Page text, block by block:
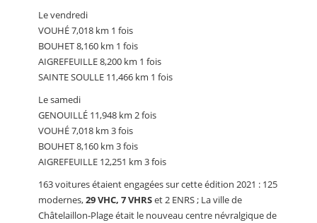
Le vendredi
VOUHÉ 7,018 km 1 fois
BOUHET 8,160 km 1 fois
AIGREFEUILLE 8,200 km 1 fois
SAINTE SOULLE 11,466 km 1 fois
Le samedi
GENOUILLÉ 11,948 km 2 fois
VOUHÉ 7,018 km 3 fois
BOUHET 8,160 km 3 fois
AIGREFEUILLE 12,251 km 3 fois
163 voitures étaient engagées sur cette édition 2021 : 125
modernes,29 VHC, 7 VHRSet 2 ENRS ; La ville de
Châtelaillon-Plage était le nouveau centre névralgique de